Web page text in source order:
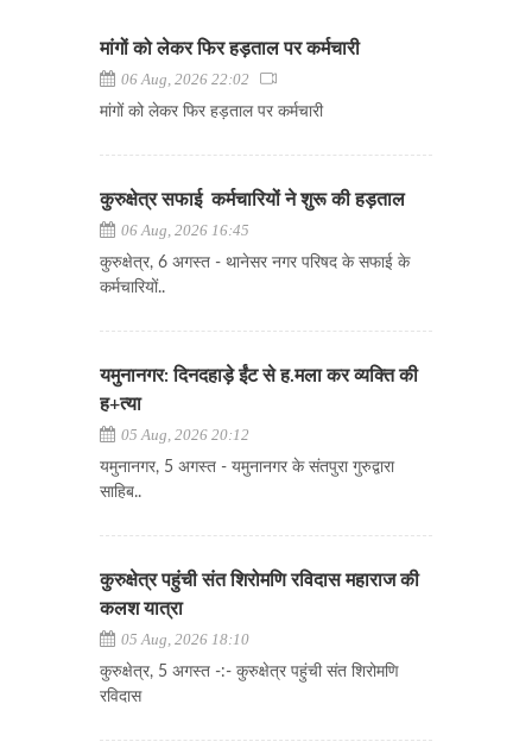
मांगों को लेकर फिर हड़ताल पर कर्मचारी
06 Aug, 2026 22:02
मांगों को लेकर फिर हड़ताल पर कर्मचारी
कुरुक्षेत्र सफाई कर्मचारियों ने शुरू की हड़ताल
06 Aug, 2026 16:45
कुरुक्षेत्र, 6 अगस्त - थानेसर नगर परिषद के सफाई के
कर्मचारियों..
यमुनानगर: दिनदहाड़े ईंट से ह.मला कर व्यक्ति की
ह+त्या
05 Aug, 2026 20:12
यमुनानगर, 5 अगस्त - यमुनानगर के संतपुरा गुरुद्वारा
साहिब..
कुरुक्षेत्र पहुंची संत शिरोमणि रविदास महाराज की
कलश यात्रा
05 Aug, 2026 18:10
कुरुक्षेत्र, 5 अगस्त -:- कुरुक्षेत्र पहुंची संत शिरोमणि
रविदास